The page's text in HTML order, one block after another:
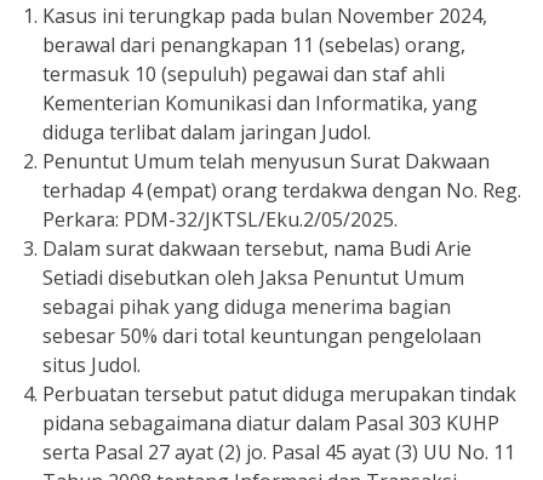
Kasus ini terungkap pada bulan November 2024,
berawal dari penangkapan 11 (sebelas) orang,
termasuk 10 (sepuluh) pegawai dan staf ahli
Kementerian Komunikasi dan Informatika, yang
diduga terlibat dalam jaringan Judol.
Penuntut Umum telah menyusun Surat Dakwaan
terhadap 4 (empat) orang terdakwa dengan No. Reg.
Perkara: PDM-32/JKTSL/Eku.2/05/2025.
Dalam surat dakwaan tersebut, nama Budi Arie
Setiadi disebutkan oleh Jaksa Penuntut Umum
sebagai pihak yang diduga menerima bagian
sebesar 50% dari total keuntungan pengelolaan
situs Judol.
Perbuatan tersebut patut diduga merupakan tindak
pidana sebagaimana diatur dalam Pasal 303 KUHP
serta Pasal 27 ayat (2) jo. Pasal 45 ayat (3) UU No. 11